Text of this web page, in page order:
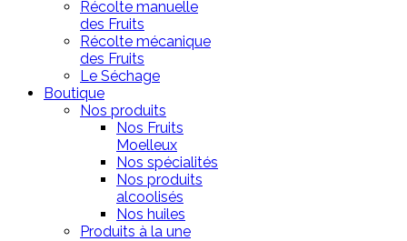
Récolte manuelle
des Fruits
Récolte mécanique
des Fruits
Le Séchage
Boutique
Nos produits
Nos Fruits
Moelleux
Nos spécialités
Nos produits
alcoolisés
Nos huiles
Produits à la une